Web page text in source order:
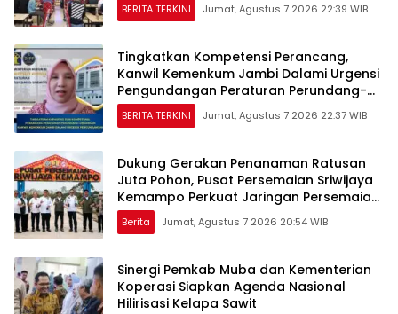
BERITA TERKINI Jumat, Agustus 7 2026 22:39 WIB
Tingkatkan Kompetensi Perancang,
Kanwil Kemenkum Jambi Dalami Urgensi
Pengundangan Peraturan Perundang-
undangan
BERITA TERKINI Jumat, Agustus 7 2026 22:37 WIB
Dukung Gerakan Penanaman Ratusan
Juta Pohon, Pusat Persemaian Sriwijaya
Kemampo Perkuat Jaringan Persemaian
Nasional*
Berita Jumat, Agustus 7 2026 20:54 WIB
Sinergi Pemkab Muba dan Kementerian
Koperasi Siapkan Agenda Nasional
Hilirisasi Kelapa Sawit